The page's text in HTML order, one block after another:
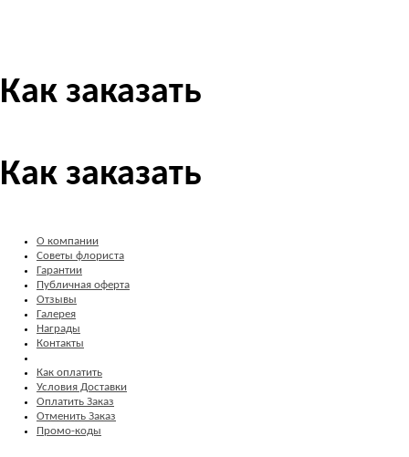
Как заказать
Как заказать
О компании
Советы флориста
Гарантии
Публичная оферта
Отзывы
Галерея
Награды
Контакты
Как оплатить
Условия Доставки
Оплатить Заказ
Отменить Заказ
Промо-коды